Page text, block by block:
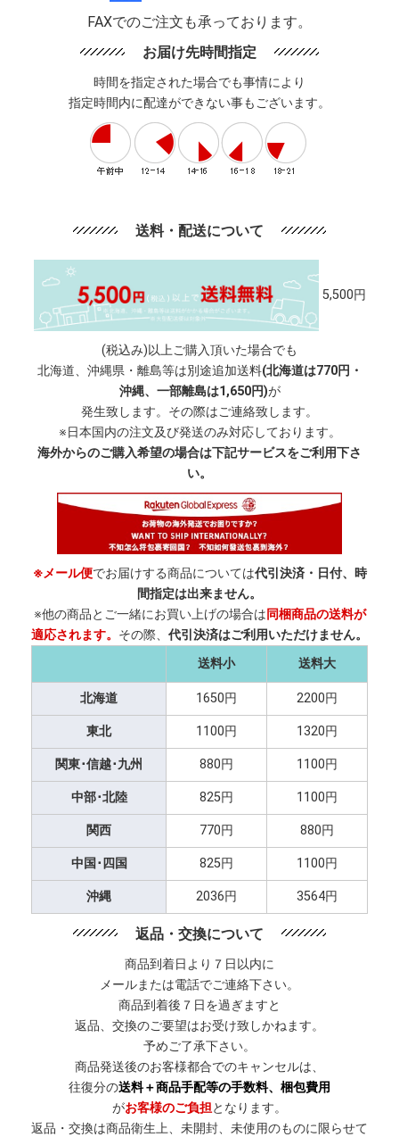
FAXでのご注文も承っております。
お届け先時間指定
時間を指定された場合でも事情により
指定時間内に配達ができない事もございます。
送料・配送について
5,500円
(税込み)以上ご購入頂いた場合でも
北海道、沖縄県・離島等は別途追加送料(北海道は770円・
沖縄、一部離島は1,650円)が
発生致します。その際はご連絡致します。
※日本国内の注文及び発送のみ対応しております。
海外からのご購入希望の場合は下記サービスをご利用下さ
い。
※メール便でお届けする商品については代引決済・日付、時
間指定は出来ません。
※他の商品とご一緒にお買い上げの場合は同梱商品の送料が
適応されます。 その際、 代引決済はご利用いただけません。
送料小
送料大
北海道 1650円 2200円
東北 1100円 1320円
関東･信越･九州 880円 1100円
中部･北陸 825円 1100円
関西 770円 880円
中国･四国 825円 1100円
沖縄 2036円 3564円
返品・交換について
商品到着日より７日以内に
メールまたは電話でご連絡下さい。
商品到着後７日を過ぎますと
返品、交換のご要望はお受け致しかねます。
予めご了承下さい。
商品発送後のお客様都合でのキャンセルは、
往復分の送料＋商品手配等の手数料、梱包費用
がお客様のご負担となります。
返品・交換は商品衛生上、未開封、未使用のものに限らせて